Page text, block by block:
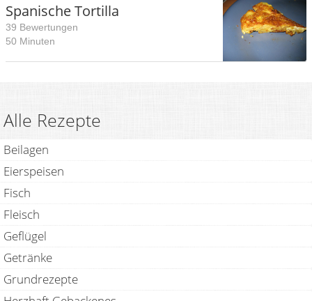
Spanische Tortilla
39 Bewertungen
50 Minuten
Alle Rezepte
Beilagen
Eierspeisen
Fisch
Fleisch
Geflügel
Getränke
Grundrezepte